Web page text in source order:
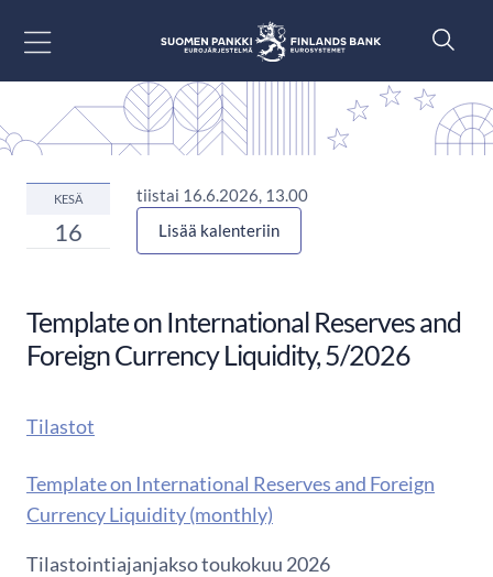
KESÄ
16
tiistai 16.6.2026, 13.00
Lisää kalenteriin
Template on International Reserves and
Foreign Currency Liquidity, 5/2026
Tilastot
Template on International Reserves and Foreign
Currency Liquidity (monthly)
Tilastointiajanjakso toukokuu 2026